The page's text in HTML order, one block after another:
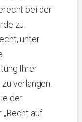
bei der
zu.
unter
Ihrer
verlangen.
der
„Recht auf